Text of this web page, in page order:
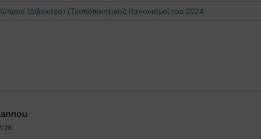
(Δίδακτρα) (Τροποποιητικοί) Κανονισμοί του 2024